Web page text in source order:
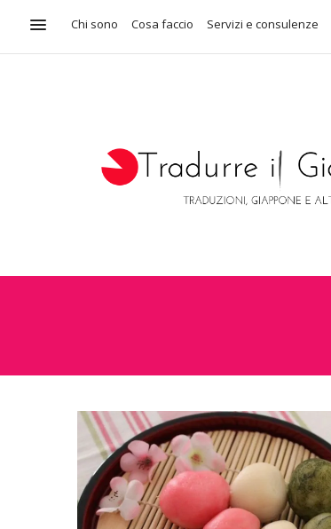
Chi sono Cosa faccio Servizi e consulenze